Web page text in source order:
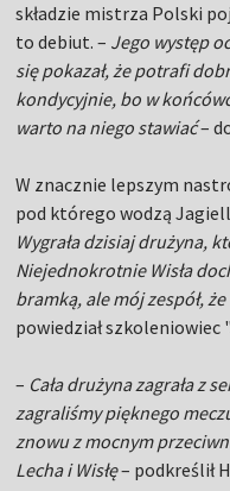
składzie mistrza Polski
to debiut. – Jego występ
się pokazał, że potrafi
kondycyjnie, bo w
warto na niego stawiać–
W znacznie lepszym
pod którego wodzą
Wygrała dzisiaj drużyna,
Niejednokrotnie Wisła
bramką, ale mój zespół,
powiedział szkoleniowiec
– Cała drużyna zagrała z
zagraliśmy pięknego
znowu z mocnym
Lecha i Wisłę– podkreślił